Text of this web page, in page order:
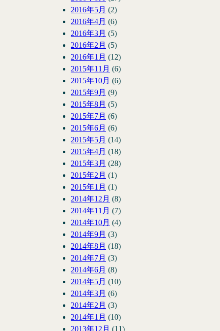
2016年5月 (2)
2016年4月 (6)
2016年3月 (5)
2016年2月 (5)
2016年1月 (12)
2015年11月 (6)
2015年10月 (6)
2015年9月 (9)
2015年8月 (5)
2015年7月 (6)
2015年6月 (6)
2015年5月 (14)
2015年4月 (18)
2015年3月 (28)
2015年2月 (1)
2015年1月 (1)
2014年12月 (8)
2014年11月 (7)
2014年10月 (4)
2014年9月 (3)
2014年8月 (18)
2014年7月 (3)
2014年6月 (8)
2014年5月 (10)
2014年3月 (6)
2014年2月 (3)
2014年1月 (10)
2013年12月 (11)